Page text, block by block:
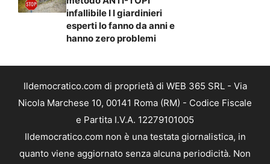
infallibile I I giardinieri
esperti lo fanno da anni e
hanno zero problemi
Ildemocratico.com di proprietà di WEB 365 SRL - Via
Nicola Marchese 10, 00141 Roma (RM) - Codice Fiscale
e Partita I.V.A. 12279101005
Ildemocratico.com non è una testata giornalistica, in
quanto viene aggiornato senza alcuna periodicità. Non